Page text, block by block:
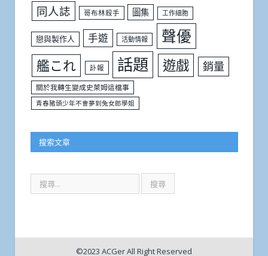
同人誌 哥布林殺手 圖集 工作細胞
戀與製作人 手遊 活動情報 聲優
艦これ 訃報 話題 遊戲 銷量
關於我轉生變成史萊姆這檔事
青春豬頭少年不會夢到兔女郎學姐
搜索文章
©2023 ACGer All Right Reserved